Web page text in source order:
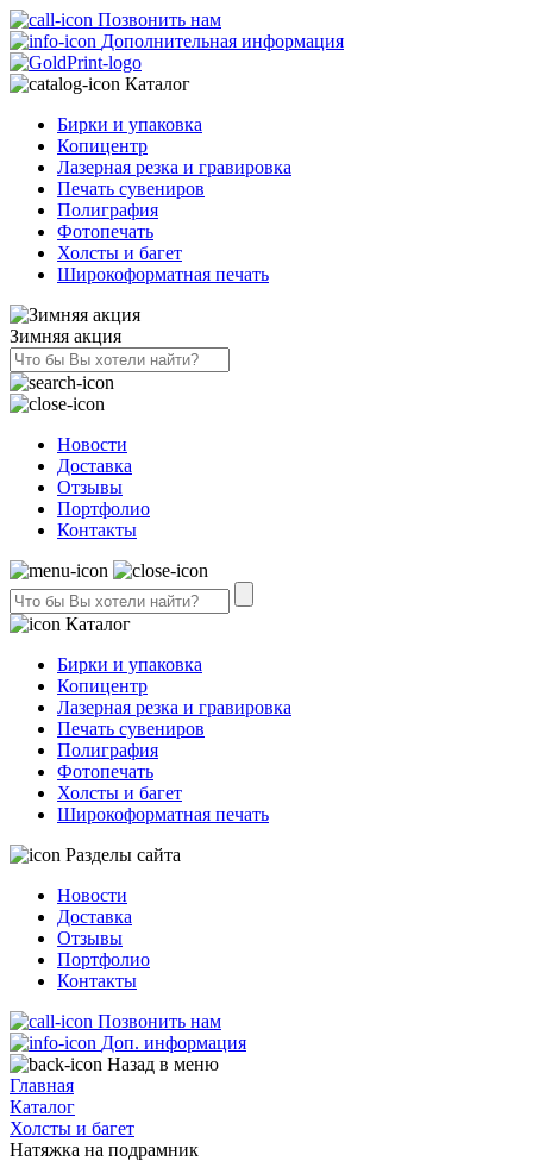
Позвонить нам
Дополнительная информация
Каталог
Бирки и упаковка
Копицентр
Лазерная резка и гравировка
Печать сувениров
Полиграфия
Фотопечать
Холсты и багет
Широкоформатная печать
Зимняя акция
Новости
Доставка
Отзывы
Портфолио
Контакты
Каталог
Бирки и упаковка
Копицентр
Лазерная резка и гравировка
Печать сувениров
Полиграфия
Фотопечать
Холсты и багет
Широкоформатная печать
Разделы сайта
Новости
Доставка
Отзывы
Портфолио
Контакты
Позвонить нам
Доп. информация
Назад в меню
Главная
Каталог
Холсты и багет
Натяжка на подрамник